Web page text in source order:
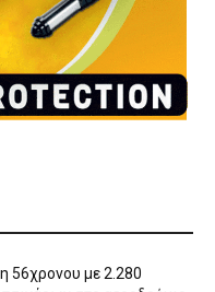
56χρονου με 2.280